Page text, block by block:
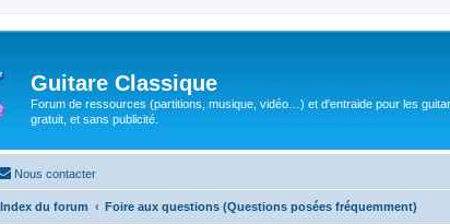
Guitare Classique
Forum de ressources (partitions, musique, vidéo…) et d'entraide pour les
gratuit, et sans publicité.
Nous contacter
Index du forum Foire aux questions (Questions posées fréquemment)